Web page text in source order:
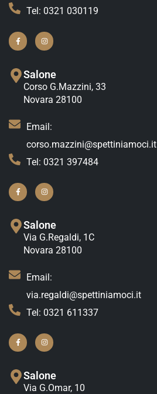
Tel: 0321 030119
Salone
Corso G.Mazzini, 33
Novara 28100
Email:
corso.mazzini@spettiniamoci.it
Tel: 0321 397484
Salone
Via G.Regaldi, 1C
Novara 28100
Email:
via.regaldi@spettiniamoci.it
Tel: 0321 611337
Salone
Via G.Omar, 10